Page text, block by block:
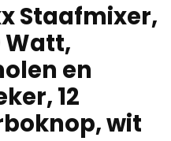
Staafmixer,
Watt,
en
12
wit